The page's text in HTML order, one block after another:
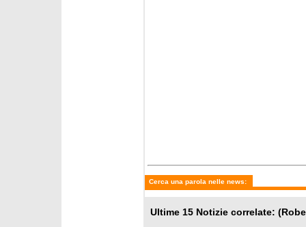
Cerca una parola nelle news:
Ultime 15 Notizie correlate: